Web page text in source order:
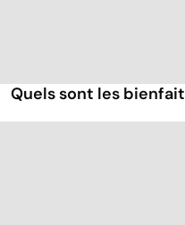
Quels sont les